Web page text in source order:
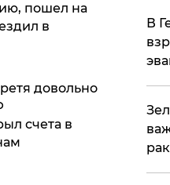
пошел на
в
довольно
счета в
В